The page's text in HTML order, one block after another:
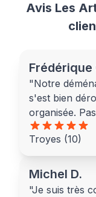
Avis Les
Frédérique
"Notre
s'est bien
organisée.
Troyes (10)
Michel D.
"Je suis très